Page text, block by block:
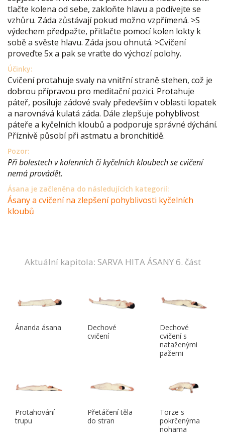
tlačte kolena od sebe, zakloňte hlavu a podívejte se
vzhůru. Záda zůstávají pokud možno vzpřímená. >S
výdechem předpažte, přitlačte pomocí kolen lokty k
sobě a svěste hlavu. Záda jsou ohnutá. >Cvičení
proveďte 5x a pak se vraťte do výchozí polohy.
Účinky:
Cvičení protahuje svaly na vnitřní straně stehen, což je
dobrou přípravou pro meditační pozici. Protahuje
páteř, posiluje zádové svaly především v oblasti lopatek
a narovnává kulatá záda. Dále zlepšuje pohyblivost
páteře a kyčelních kloubů a podporuje správné dýchání.
Příznivě působí při astmatu a bronchitidě.
Pozor:
Při bolestech v kolenních či kyčelních kloubech se cvičení
nemá provádět.
Ásana je začleněna do následujících kategorií:
Ásany a cvičení na zlepšení pohyblivosti kyčelních
kloubů
Aktuální kapitola: SARVA HITA ÁSANY 6. část
Ánanda ásana
Dechové
cvičení
Dechové
cvičení s
nataženými
pažemi
Protahování
trupu
Přetáčení těla
do stran
Torze s
pokrčenýma
nohama